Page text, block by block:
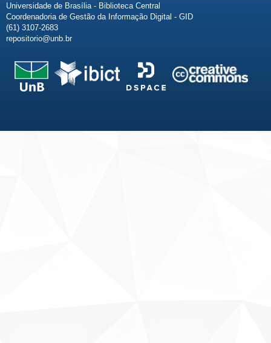
Universidade de Brasília - Biblioteca Central
Coordenadoria de Gestão da Informação Digital - GID
(61) 3107-2683
repositorio@unb.br